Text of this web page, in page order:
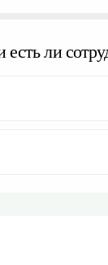
есть ли